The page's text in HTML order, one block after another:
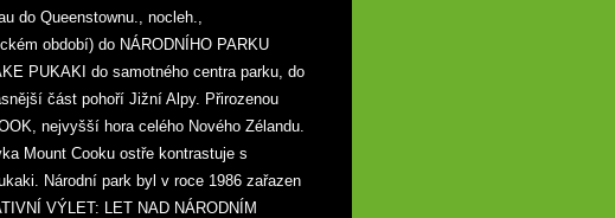
do Queenstownu., nocleh.,
období) do NÁRODNÍHO PARKU
PUKAKI do samotného centra parku, do
část pohoří Jižní Alpy. Přirozenou
nejvyšší hora celého Nového Zélandu.
Mount Cooku ostře kontrastuje s
Národní park byl v roce 1986 zařazen
VÝLET: LET NAD NÁRODNÍM